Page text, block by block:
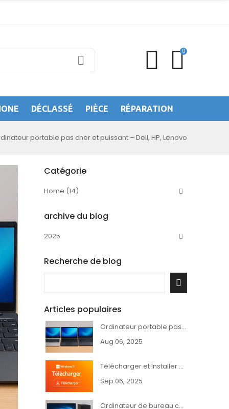
0
DÉCLASSÉ PIÈCE RÉPARATION
portable pas cher et puissant – Dell, HP, Lenovo
Catégorie
Home (14)
archive du blog
2025
Recherche de blog
Articles populaires
Ordinateur portable pas cher et puissant – Dell, HP, Lenovo
Aug 06, 2025
Télécharger et Installer Windows 11 - Guide Complet
Sep 06, 2025
Ordinateur de bureau complet HP, Dell ou Lenovo pas cher